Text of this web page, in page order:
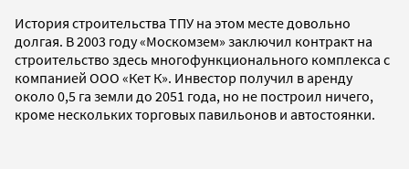
История строительства ТПУ на этом месте довольно
долгая. В 2003 году «Москомзем» заключил контракт на
строительство здесь многофункционального комплекса с
компанией ООО «Кет К». Инвестор получил в аренду
около 0,5 га земли до 2051 года, но не построил ничего,
кроме нескольких торговых павильонов и автостоянки.